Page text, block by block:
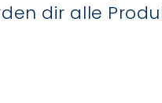
dir alle